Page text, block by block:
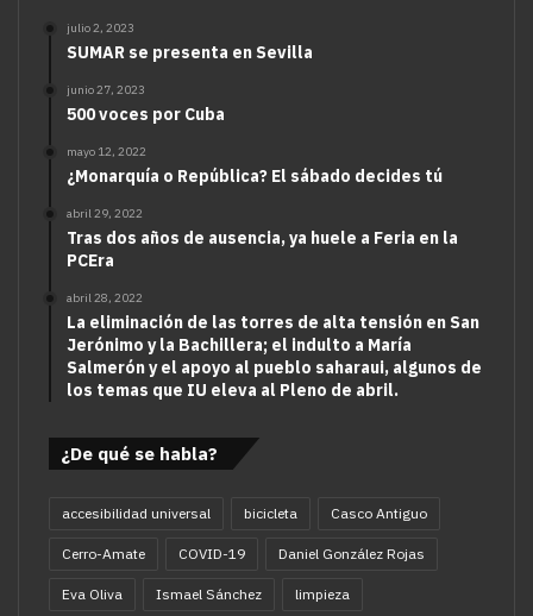
julio 2, 2023
SUMAR se presenta en Sevilla
junio 27, 2023
500 voces por Cuba
mayo 12, 2022
¿Monarquía o República? El sábado decides tú
abril 29, 2022
Tras dos años de ausencia, ya huele a Feria en la
PCEra
abril 28, 2022
La eliminación de las torres de alta tensión en San
Jerónimo y la Bachillera; el indulto a María
Salmerón y el apoyo al pueblo saharaui, algunos de
los temas que IU eleva al Pleno de abril.
¿De qué se habla?
accesibilidad universal bicicleta Casco Antiguo
Cerro-Amate COVID-19 Daniel González Rojas
Eva Oliva Ismael Sánchez limpieza